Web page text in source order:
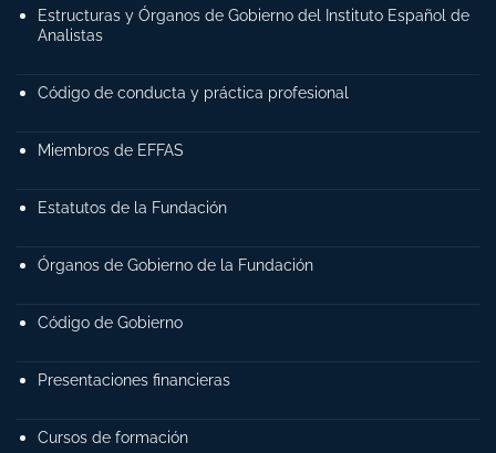
Estructuras y Órganos de Gobierno del Instituto Español de
Analistas
Código de conducta y práctica profesional
Miembros de EFFAS
Estatutos de la Fundación
Órganos de Gobierno de la Fundación
Código de Gobierno
Presentaciones financieras
Cursos de formación